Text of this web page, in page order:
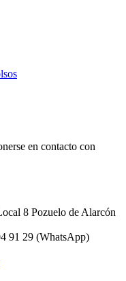
en contacto con
8 Pozuelo de Alarcón
91 29 (WhatsApp)